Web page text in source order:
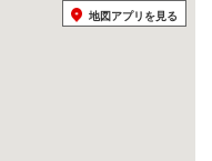
地図アプリを見る